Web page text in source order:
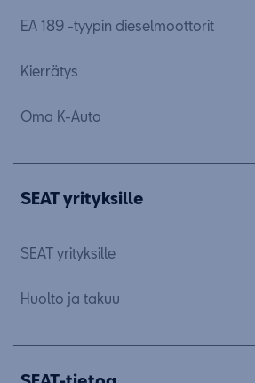
EA 189 -tyypin dieselmoottorit
Kierrätys
Oma K-Auto
SEAT yrityksille
SEAT yrityksille
Huolto ja takuu